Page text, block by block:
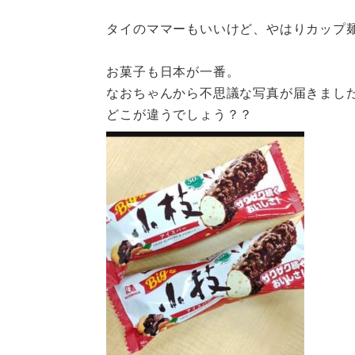
タイのママーもいいけど、やはりカップ
お菓子も日本が一番。
なおちゃんから不思議な写真が届きました
どこが違うでしょう？？